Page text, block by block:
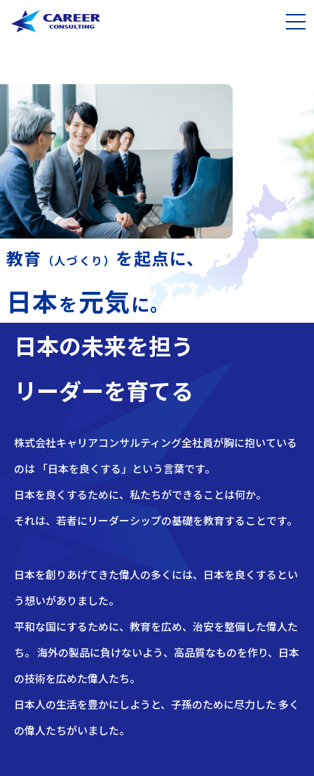
教育 （人づくり） を起点に、
日本を元気に。
日本の未来を担う
リーダーを育てる
株式会社キャリアコンサルティング全社員が胸に抱いている
のは 「日本を良くする」という言葉です。
日本を良くするために、私たちができることは何か。
それは、若者にリーダーシップの基礎を教育することです。
日本を創りあげてきた偉人の多くには、日本を良くするとい
う想いがありました。
平和な国にするために、教育を広め、治安を整備した偉人た
ち。 海外の製品に負けないよう、高品質なものを作り、日本
の技術を広めた偉人たち。
日本人の生活を豊かにしようと、子孫のために尽力した 多く
の偉人たちがいました。